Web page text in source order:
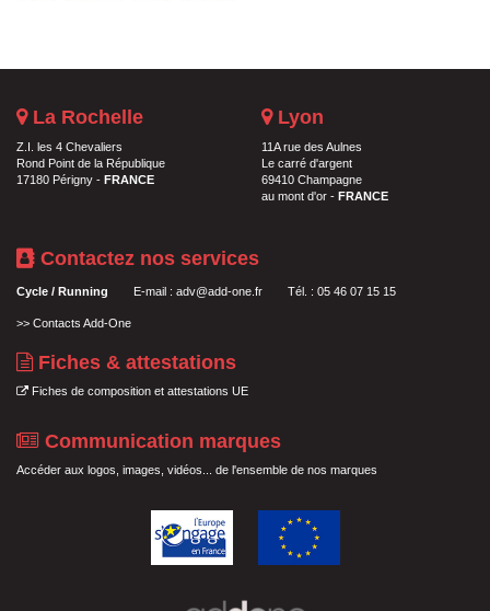
La Rochelle
Z.I. les 4 Chevaliers
Rond Point de la République
17180 Périgny - FRANCE
Lyon
11A rue des Aulnes
Le carré d'argent
69410 Champagne
au mont d'or - FRANCE
Contactez nos services
Cycle / Running E-mail : adv@add-one.fr Tél. : 05 46 07 15 15
>> Contacts Add-One
Fiches & attestations
Fiches de composition et attestations UE
Communication marques
Accéder aux logos, images, vidéos... de l'ensemble de nos marques